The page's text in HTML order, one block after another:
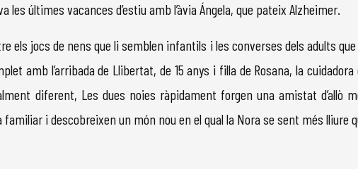
les últimes vacances d’estiu amb l’àvia Ángela, que pateix Alzheimer.
els jocs de nens que li semblen infantils i les converses dels adults
amb l’arribada de Llibertat, de 15 anys i filla de Rosana, la cuidadora
diferent, Les dues noies ràpidament forgen una amistat d’allò
i descobreixen un món nou en el qual la Nora se sent més lliure